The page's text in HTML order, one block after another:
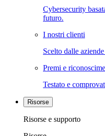
Cybersecurity
futuro.
I nostri clienti
Scelto dalle
Premi e
Testato e
Risorse
Risorse e supporto